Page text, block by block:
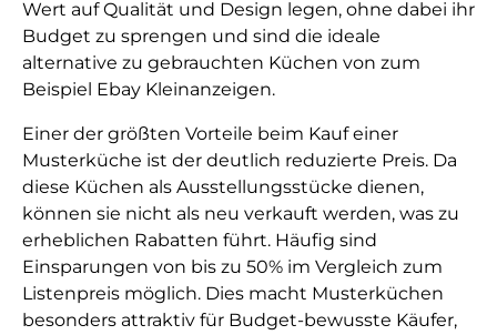
Wert auf Qualität und Design legen, ohne dabei ihr
Budget zu sprengen und sind die ideale
alternative zu gebrauchten Küchen von zum
Beispiel Ebay Kleinanzeigen.
Einer der größten Vorteile beim Kauf einer
Musterküche ist der deutlich reduzierte Preis. Da
diese Küchen als Ausstellungsstücke dienen,
können sie nicht als neu verkauft werden, was zu
erheblichen Rabatten führt. Häufig sind
Einsparungen von bis zu 50% im Vergleich zum
Listenpreis möglich. Dies macht Musterküchen
besonders attraktiv für Budget-bewusste Käufer,